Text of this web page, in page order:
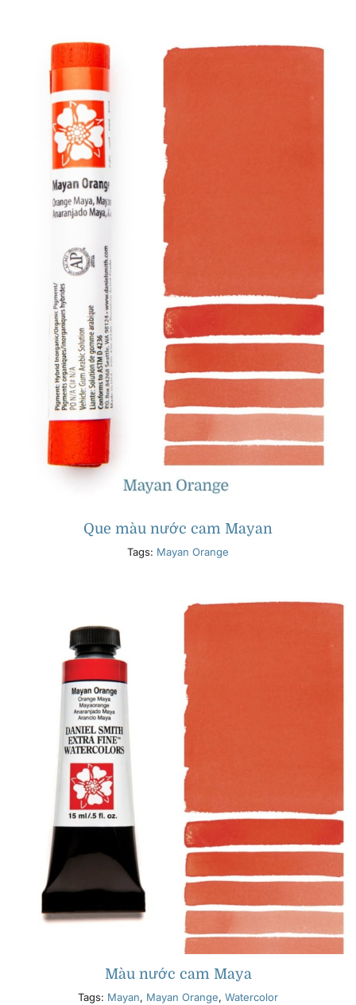
Các sản phẩm
Sự kiện
Tài nguyên
Tìm một nhà bán lẻ
Liên hệ với chúng tôi
Đặt mua
Que màu nước cam Mayan
Tags: Mayan Orange
Màu nước cam Maya
Tags: Mayan, Mayan Orange, Watercolor